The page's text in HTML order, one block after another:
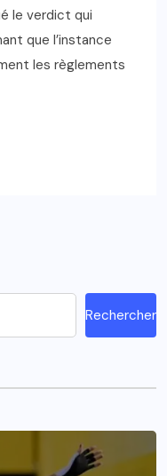
le verdict qui
que l’instance
les règlements
Rechercher